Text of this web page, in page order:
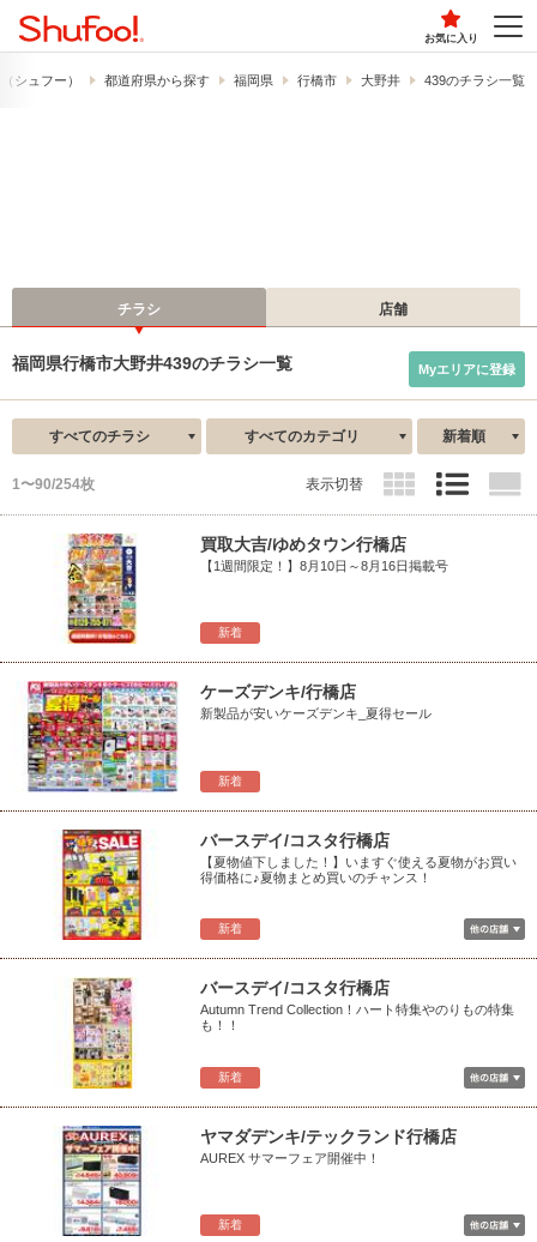
お気に入り
シュフー） 都道府県から探す 福岡県 行橋市 大野井 439のチラシ一覧
チラシ 店舗
福岡県行橋市大野井439のチラシ一覧 Myエリアに登録
すべてのチラシ すべてのカテゴリ 新着順
1〜90/254枚 表示切替
新着
買取大吉/ゆめタウン行橋店
【1週間限定！】8月10日～8月16日掲載号
新着
ケーズデンキ/行橋店
新製品が安いケーズデンキ_夏得セール
新着
バースデイ/コスタ行橋店
【夏物値下しました！】いますぐ使える夏物がお買い
得価格に♪夏物まとめ買いのチャンス！
新着
バースデイ/コスタ行橋店
Autumn Trend Collection！ハート特集やのりもの特集
も！！
新着
ヤマダデンキ/テックランド行橋店
AUREX サマーフェア開催中！